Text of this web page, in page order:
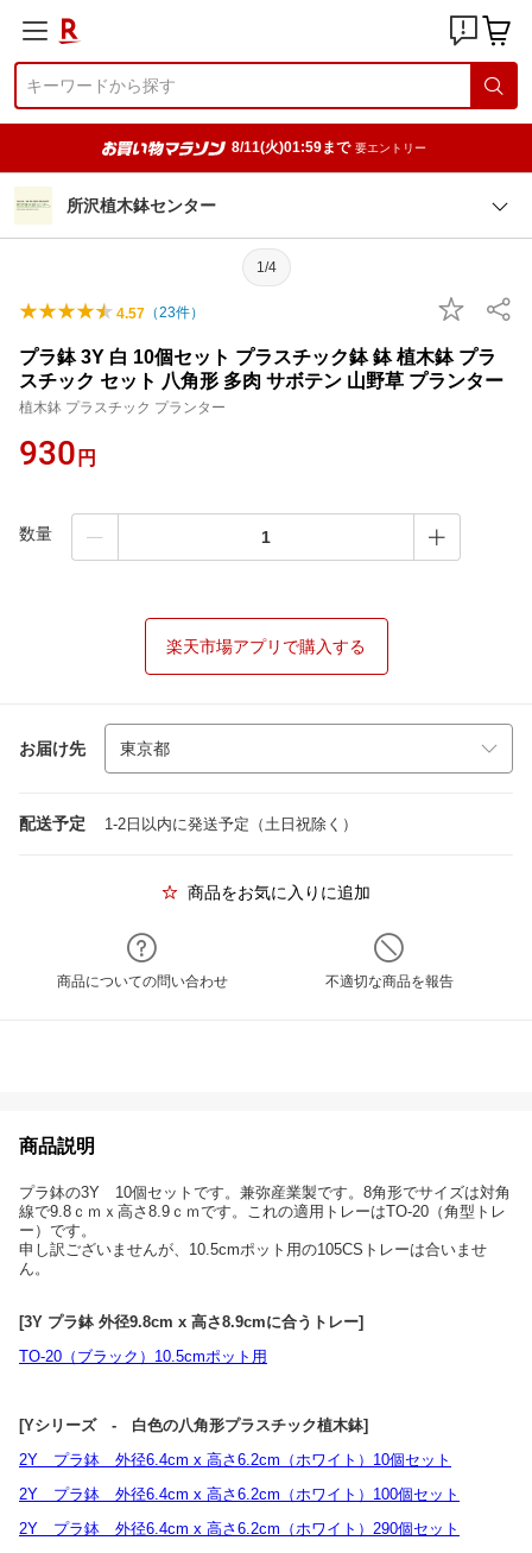
8/11(火)01:59まで 要エントリー
所沢植木鉢センター
1/4
4.57 （23件）
プラ鉢 3Y 白 10個セット プラスチック鉢 鉢 植木鉢 プラ
スチック セット 八角形 多肉 サボテン 山野草 プランター
植木鉢 プラスチック プランター
930 円
数量
楽天市場アプリで購入する
お届け先
配送予定 1-2日以内に発送予定（土日祝除く）
商品をお気に入りに追加
商品についての問い合わせ 不適切な商品を報告
商品説明
プラ鉢の3Y 10個セットです。兼弥産業製です。8角形でサイズは対角
線で9.8ｃｍｘ高さ8.9ｃｍです。これの適用トレーはTO-20（角型トレ
ー）です。
申し訳ございませんが、10.5cmポット用の105CSトレーは合いませ
ん。
[3Y プラ鉢 外径9.8cm x 高さ8.9cmに合うトレー]
TO-20（ブラック）10.5cmポット用
[Yシリーズ - 白色の八角形プラスチック植木鉢]
2Y プラ鉢 外径6.4cm x 高さ6.2cm（ホワイト）10個セット
2Y プラ鉢 外径6.4cm x 高さ6.2cm（ホワイト）100個セット
2Y プラ鉢 外径6.4cm x 高さ6.2cm（ホワイト）290個セット